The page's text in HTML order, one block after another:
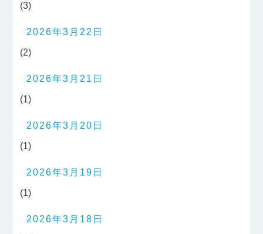
(3)
2026年3月22日
(2)
2026年3月21日
(1)
2026年3月20日
(1)
2026年3月19日
(1)
2026年3月18日